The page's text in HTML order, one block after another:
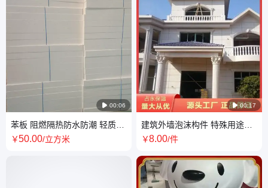
 00:06
苯板 阻燃隔热防水防潮 轻质隔
音 建材家装专用
￥50.00/立方米
 00:17
建筑外墙泡沫构件 特殊用途保
温隔音 美观耐用 实力厂家
￥8.00/件